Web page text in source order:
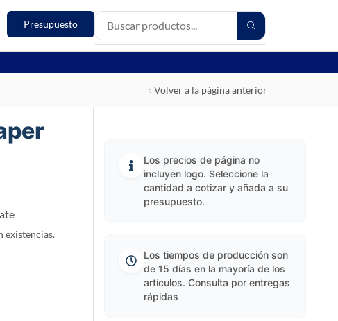
Presupuesto
Volver a la página anterior
existencias.
Los precios de página no
incluyen logo. Seleccione la
cantidad a cotizar y añada a su
presupuesto.
Los tiempos de producción son
de 15 días en la mayoría de los
artículos. Consulta por entregas
rápidas